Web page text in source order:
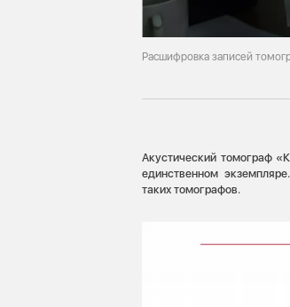
Расшифровка записей
Акустический томограф
единственном
таких томографов.